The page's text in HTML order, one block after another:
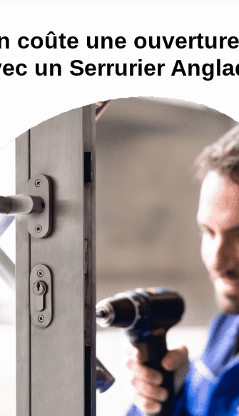
coûte une
un Serrurier